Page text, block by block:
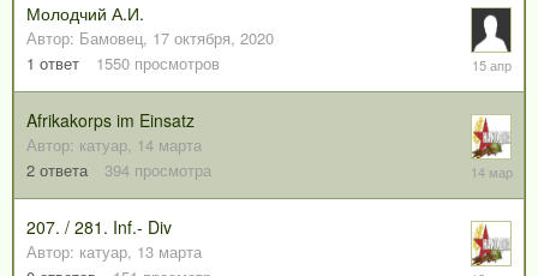
Молодчий А.И.
Автор: Бамовец, 17 октября, 2020
1 ответ 1550 просмотров
15
апреля
Afrikakorps im Einsatz
Автор: катуар, 14 марта
2 ответа 394 просмотра
14
марта
207. / 281. Inf.- Div
Автор: катуар, 13 марта